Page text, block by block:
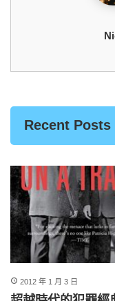
Recent
2012 年 1 月 3 日